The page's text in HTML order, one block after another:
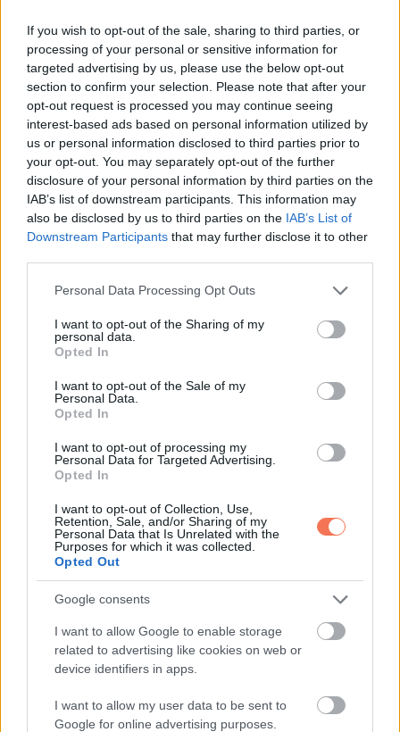
If you wish to opt-out of the sale, sharing to third parties, or
processing of your personal or sensitive information for
targeted advertising by us, please use the below opt-out
section to confirm your selection. Please note that after your
opt-out request is processed you may continue seeing
interest-based ads based on personal information utilized by
us or personal information disclosed to third parties prior to
your opt-out. You may separately opt-out of the further
disclosure of your personal information by third parties on the
IAB’s list of downstream participants. This information may
also be disclosed by us to third parties on the IAB’s List of
Downstream Participants that may further disclose it to other
Please note that this website/app uses one or more Google
not limited to your visit or usage behaviour. You may click to
grant or deny consent to Google and its third-party tags to
use your data for below specified purposes in below Google
consent section.
Personal Data Processing Opt Outs
I want to opt-out of the Sharing of my
personal data.
Opted In
I want to opt-out of the Sale of my
Personal Data.
Opted In
I want to opt-out of processing my
Personal Data for Targeted Advertising.
Opted In
I want to opt-out of Collection, Use,
Retention, Sale, and/or Sharing of my
Personal Data that Is Unrelated with the
Purposes for which it was collected.
Opted Out
Google consents
I want to allow Google to enable storage
related to advertising like cookies on web or
device identifiers in apps.
I want to allow my user data to be sent to
Google for online advertising purposes.
„Legfelső emelet”, mondta végül. „Várják.”
A liftút végtelennek tűnt. Amikor kinyílt az ajtó, csillogó
márvány és csend fogadott.
Egy férfi ült egy hatalmas íróasztal mögött. Ezüstös haja
fényben csillogott. Felnézett rám.
„Üljön le”, mondta röviden.
Előrehajolt, és megremegett a hangja. „Az a baba, akit
megtalált… ő az unokám.”
Egy pillanatig nem jött ki hang a torkomon. A kezem kihűlt,
ahogy a szavai megérkeztek.
„Az ön… unokája?” nyögtem ki.
Bólintott, és nagyot nyelt. Az a férfi, aki ránézésre egy
tárgyalótermet is kézben tart, most megtörtnek látszott.
„A fiam”, kezdte rekedten, „két hónapja ott hagyta a
feleségét. Egy újszülöttel maradt egyedül. Próbáltunk
segíteni, de nem vette fel a telefont. Tegnap hagyott egy
cetlit. Azt írta, nem bírja tovább.”
írta, ha annyira akarjuk a babát, akkor keressük meg mi.”